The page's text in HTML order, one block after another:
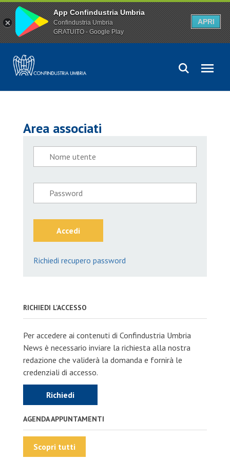
Area associati
Accedi
Richiedi recupero password
RICHIEDI L'ACCESSO
Per accedere ai contenuti di Confindustria Umbria
News è necessario inviare la richiesta alla nostra
redazione che validerà la domanda e fornirà le
credenziali di accesso.
Richiedi
AGENDA APPUNTAMENTI
Scopri tutti
App Confindustria Umbria
Confindustria Umbria
GRATUITO - Google Play
APRI